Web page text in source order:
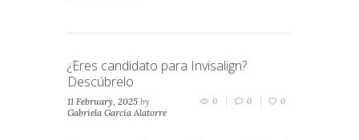
¿Eres candidato para Invisalign?
Descúbrelo
11 February, 2025 by
Gabriela Garcia Alatorre
0 0 0